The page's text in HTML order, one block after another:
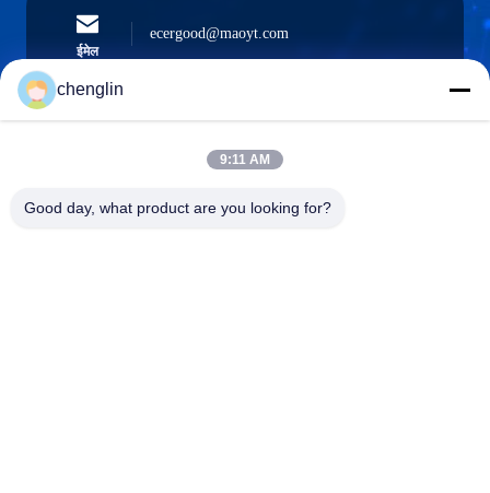
ईमेल
ecergood@maoyt.com
0086-731-861329934568
chenglin
9:11 AM
Good day, what product are you looking for?